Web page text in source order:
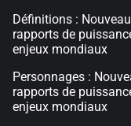
Définitions :
rapports de
enjeux mondiaux
Personnages :
rapports de
enjeux mondiaux